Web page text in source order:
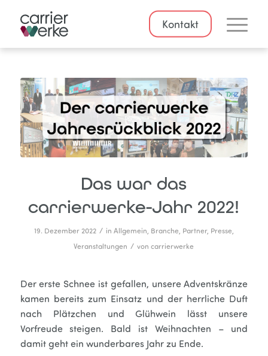
Kontakt
Das war das
carrierwerke-Jahr 2022!
19. Dezember 2022 / in Allgemein, Branche, Partner, Presse,
Veranstaltungen / voncarrierwerke
Der erste Schnee ist gefallen, unsere Adventskränze
kamen bereits zum Einsatz und der herrliche Duft
nach Plätzchen und Glühwein lässt unsere
Vorfreude steigen. Bald ist Weihnachten – und
damit geht ein wunderbares Jahr zu Ende.